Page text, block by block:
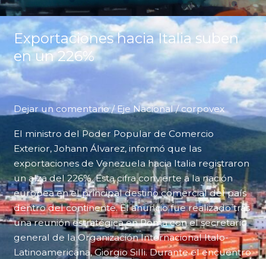
Exportaciones hacia Italia suben
en un 226%
Dejar un comentario / Eje Nacional/corpovex
El ministro del Poder Popular de Comercio
Exterior, Johann Álvarez, informó que las
exportaciones de Venezuela hacia Italia registraron
un alza del 226%. Esta cifra convierte a la nación
europea en el principal destino comercial del país
dentro del continente. El anuncio fue realizado tras
una reunión estratégica en Roma con el secretario
general de la Organización Internacional Italo-
Latinoamericana, Giorgio Silli. Durante el encuentro